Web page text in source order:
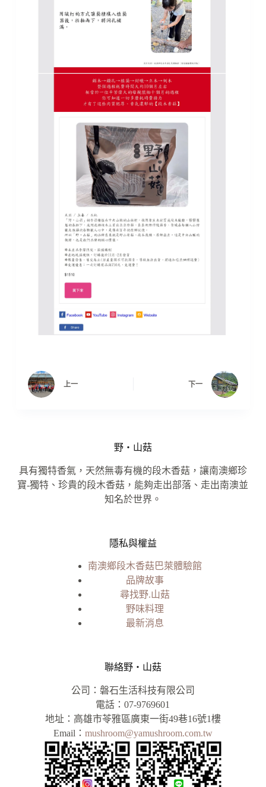
上一 下一
野‧山菇
具有獨特香氣，天然無毒有機的段木香菇，讓南澳鄉珍
寶-獨特、珍貴的段木香菇，能夠走出部落、走出南澳並
知名於世界。
隱私與權益
南澳鄉段木香菇巴萊體驗館
品牌故事
尋找野.山菇
野味料理
最新消息
聯絡野‧山菇
公司：磐石生活科技有限公司
電話：07-9769601
地址：高雄市苓雅區廣東一街49巷16號1樓
Email： mushroom@yamushroom.com.tw